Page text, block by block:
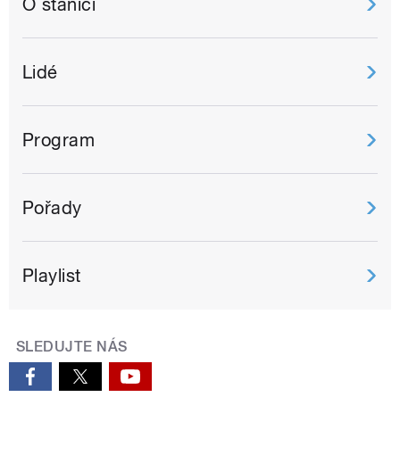
Lidé
Program
Pořady
Playlist
SLEDUJTE NÁS